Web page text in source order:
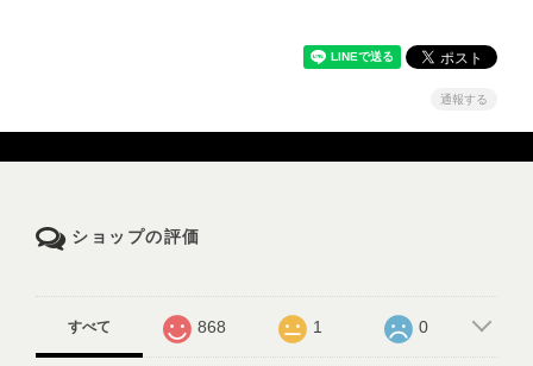
通報する
ショップの評価
すべて 868 1 0